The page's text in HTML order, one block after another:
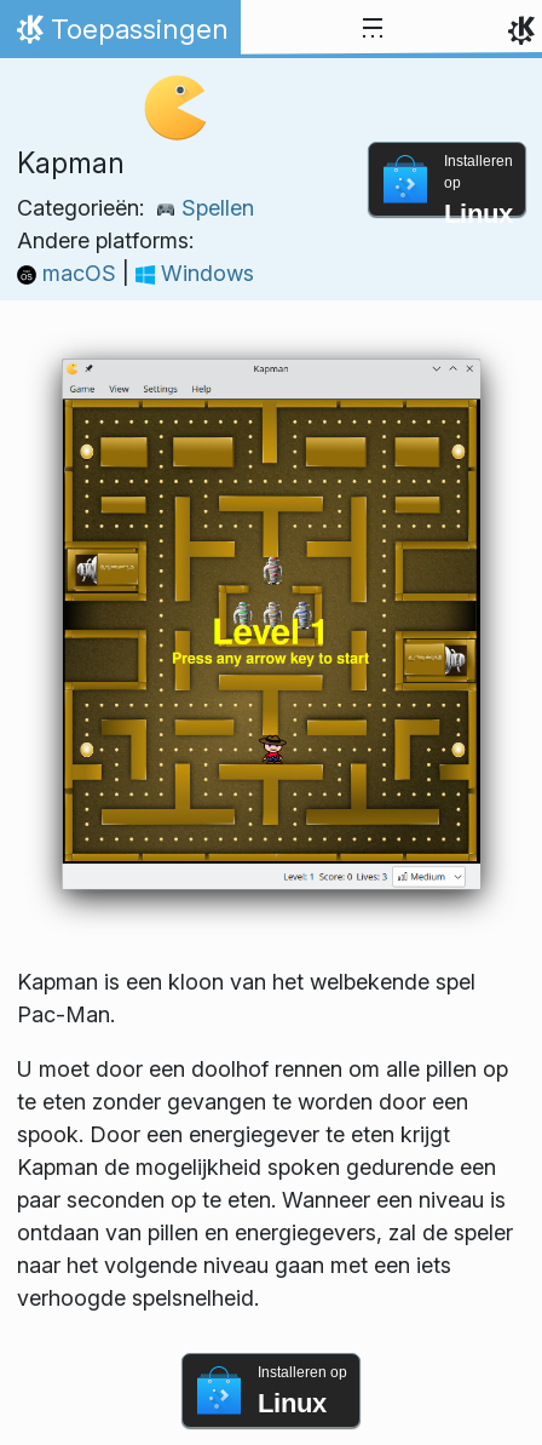
Spring naar inhoud
Thuis
Toepassingen
Kapman
Categorieën:
Spellen
Andere platforms:
macOS
Windows
Installeren
op
Linux
Kapman is een kloon van het welbekende spel
Pac-Man.
U moet door een doolhof rennen om alle pillen op
te eten zonder gevangen te worden door een
spook. Door een energiegever te eten krijgt
Kapman de mogelijkheid spoken gedurende een
paar seconden op te eten. Wanneer een niveau is
ontdaan van pillen en energiegevers, zal de speler
naar het volgende niveau gaan met een iets
verhoogde spelsnelheid.
Installeren op
Linux